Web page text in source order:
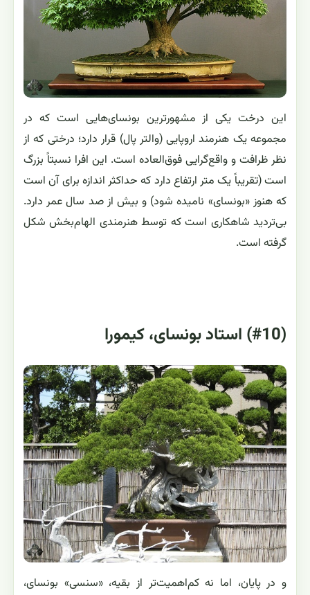
این درخت یکی از مشهورترین بونسای‌هایی است که در
مجموعه یک هنرمند اروپایی (والتر پال) قرار دارد؛ درختی که از
نظر ظرافت و واقع‌گرایی فوق‌العاده است. این افرا نسبتاً بزرگ
است (تقریباً یک متر ارتفاع دارد که حداکثر اندازه برای آن است
که هنوز «بونسای» نامیده شود) و بیش از صد سال عمر دارد.
بی‌تردید شاهکاری است که توسط هنرمندی الهام‌بخش شکل
گرفته است.
(#10) استاد بونسای، کیمورا
و در پایان، اما نه کم‌اهمیت‌تر از بقیه، «سنسی» بونسای،